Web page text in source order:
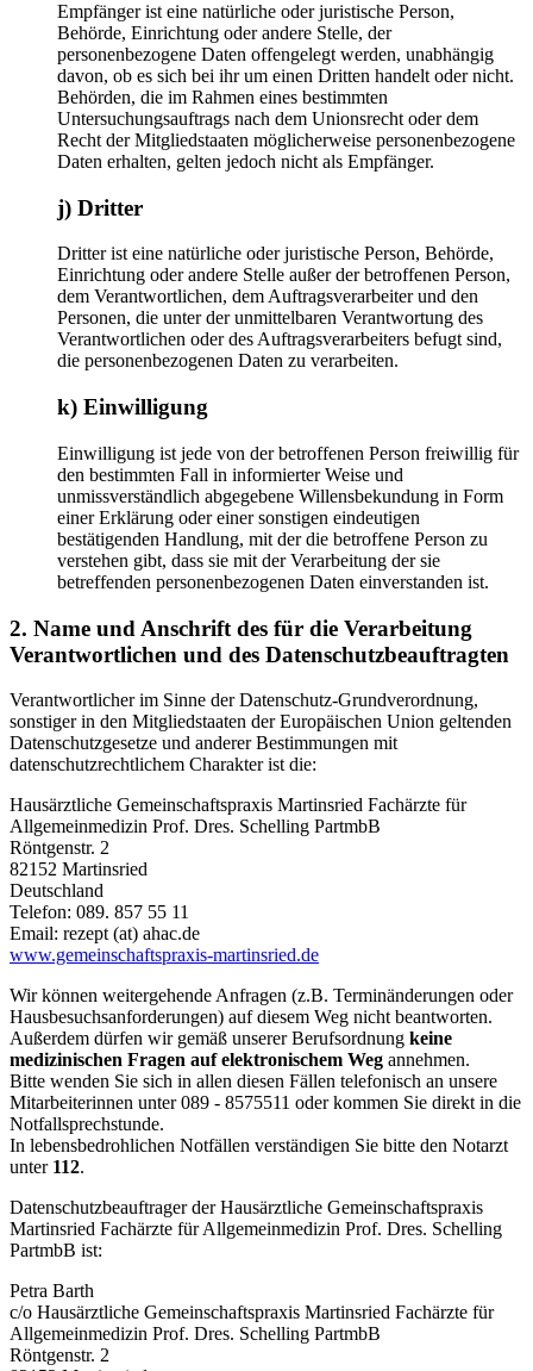
Empfänger ist eine natürliche oder juristische Person,
Behörde, Einrichtung oder andere Stelle, der
personenbezogene Daten offengelegt werden, unabhängig
davon, ob es sich bei ihr um einen Dritten handelt oder nicht.
Behörden, die im Rahmen eines bestimmten
Untersuchungsauftrags nach dem Unionsrecht oder dem
Recht der Mitgliedstaaten möglicherweise personenbezogene
Daten erhalten, gelten jedoch nicht als Empfänger.
j) Dritter
Dritter ist eine natürliche oder juristische Person, Behörde,
Einrichtung oder andere Stelle außer der betroffenen Person,
dem Verantwortlichen, dem Auftragsverarbeiter und den
Personen, die unter der unmittelbaren Verantwortung des
Verantwortlichen oder des Auftragsverarbeiters befugt sind,
die personenbezogenen Daten zu verarbeiten.
k) Einwilligung
Einwilligung ist jede von der betroffenen Person freiwillig für
den bestimmten Fall in informierter Weise und
unmissverständlich abgegebene Willensbekundung in Form
einer Erklärung oder einer sonstigen eindeutigen
bestätigenden Handlung, mit der die betroffene Person zu
verstehen gibt, dass sie mit der Verarbeitung der sie
betreffenden personenbezogenen Daten einverstanden ist.
2. Name und Anschrift des für die Verarbeitung
Verantwortlichen und des Datenschutzbeauftragten
Verantwortlicher im Sinne der Datenschutz-Grundverordnung,
sonstiger in den Mitgliedstaaten der Europäischen Union geltenden
Datenschutzgesetze und anderer Bestimmungen mit
datenschutzrechtlichem Charakter ist die:
Hausärztliche Gemeinschaftspraxis Martinsried Fachärzte für
Allgemeinmedizin Prof. Dres. Schelling PartmbB
Röntgenstr. 2
82152 Martinsried
Deutschland
Telefon: 089. 857 55 11
Email: rezept (at) ahac.de
www.gemeinschaftspraxis-martinsried.de
Wir können weitergehende Anfragen (z.B. Terminänderungen oder
Hausbesuchsanforderungen) auf diesem Weg nicht beantworten.
Außerdem dürfen wir gemäß unserer Berufsordnung keine
medizinischen Fragen auf elektronischem Weg annehmen.
Bitte wenden Sie sich in allen diesen Fällen telefonisch an unsere
Mitarbeiterinnen unter 089 - 8575511 oder kommen Sie direkt in die
Notfallsprechstunde.
In lebensbedrohlichen Notfällen verständigen Sie bitte den Notarzt
unter 112.
Datenschutzbeauftrager der Hausärztliche Gemeinschaftspraxis
Martinsried Fachärzte für Allgemeinmedizin Prof. Dres. Schelling
PartmbB ist:
Petra Barth
c/o Hausärztliche Gemeinschaftspraxis Martinsried Fachärzte für
Allgemeinmedizin Prof. Dres. Schelling PartmbB
Röntgenstr. 2